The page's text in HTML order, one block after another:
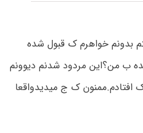
بدونم خواهرم ک قبول شده
ب من؟این مردود شدنم دیوونم
ک ج میدیدواقعا